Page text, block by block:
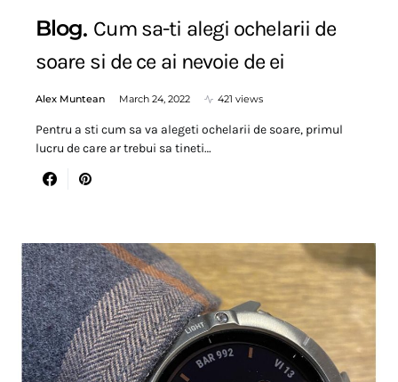
Blog Cum sa-ti alegi ochelarii de
soare si de ce ai nevoie de ei
Alex Muntean March 24, 2022 421 views
Pentru a sti cum sa va alegeti ochelarii de soare, primul
lucru de care ar trebui sa tineti…